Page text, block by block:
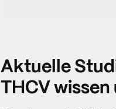
Aktuelle
THCV